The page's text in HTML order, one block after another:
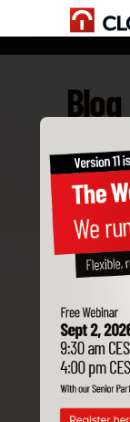
Blog
16. Nov 15